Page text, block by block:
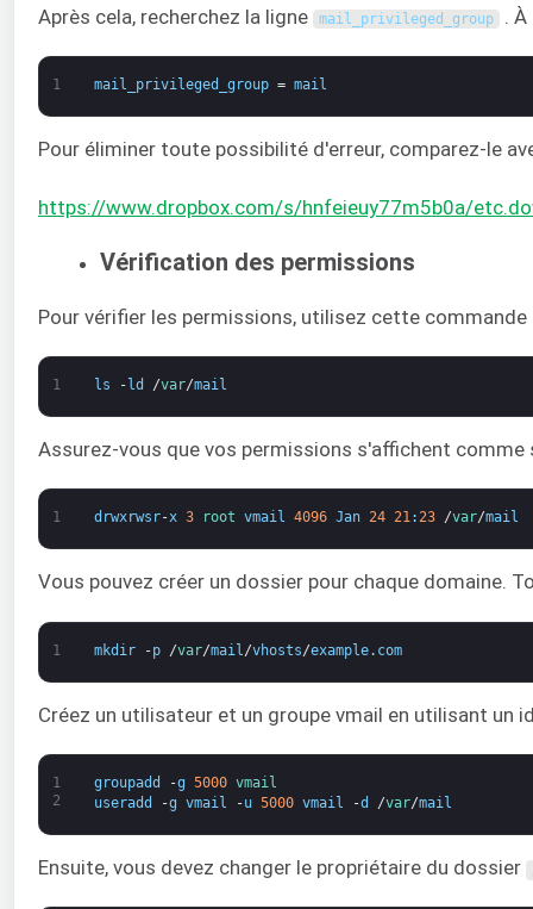
Après cela, recherchez la ligne mail_privileged_group . À
1 mail_privileged_group = mail
Pour éliminer toute possibilité d'erreur, comparez-le
https://www.dropbox.com/s/hnfeieuy77m5b0a/
Vérification des permissions
Pour vérifier les permissions, utilisez cette commande
1 ls - ld /var/mail
Assurez-vous que vos permissions s'affichent comme
1 drwxrwsr-x 3 root vmail 4096 Jan 24 21:23 /var/mail
Vous pouvez créer un dossier pour chaque domaine.
1 mkdir -p /var/mail /vhosts/example. com
Créez un utilisateur et un groupe vmail en utilisant un
1
2
groupadd -g 5000 vmail
useradd
-g vmail -u 5000 vmail -d /var/mail
Ensuite, vous devez changer le propriétaire du dossier